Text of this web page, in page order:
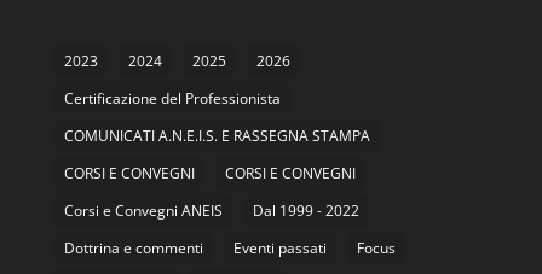
2023 2024 2025
2026
Certificazione del Professionista
COMUNICATI A.N.E.I.S. E RASSEGNA STAMPA
CORSI E CONVEGNI
CORSI E CONVEGNI
Corsi e Convegni ANEIS
Dal 1999 - 2022
Dottrina e commenti
Eventi passati
Focus